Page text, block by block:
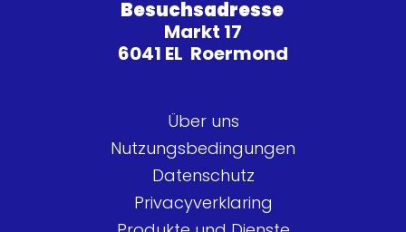
Besuchsadresse
Markt 17
6041 EL Roermond
Über uns
Nutzungsbedingungen
Datenschutz
Privacyverklaring